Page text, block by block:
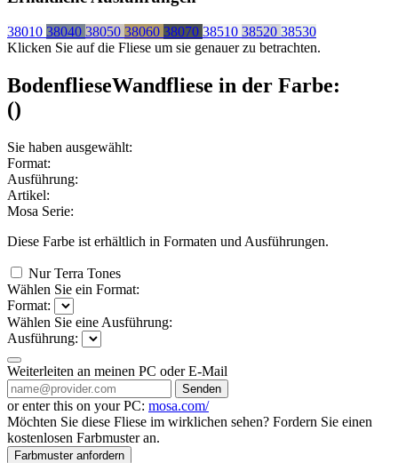
38010 38040 38050 38060 38070 38510 38520 38530
Klicken Sie auf die Fliese um sie genauer zu betrachten.
BodenflieseWandfliese in der Farbe:
()
Sie haben ausgewählt:
Format:
Ausführung:
Artikel:
Mosa Serie:
Diese Farbe ist erhältlich in Formaten und Ausführungen.
Nur Terra Tones
Wählen Sie ein Format:
Format:
Wählen Sie eine Ausführung:
Ausführung:
Weiterleiten an meinen PC oder E-Mail
Senden
or enter this on your PC: mosa.com/
Möchten Sie diese Fliese im wirklichen sehen? Fordern Sie einen
kostenlosen Farbmuster an.
Farbmuster anfordern